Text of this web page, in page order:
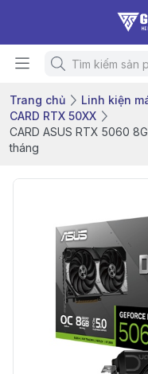
Trang chủ Linh kiện
CARD RTX 50XX
CARD ASUS RTX 5060
tháng